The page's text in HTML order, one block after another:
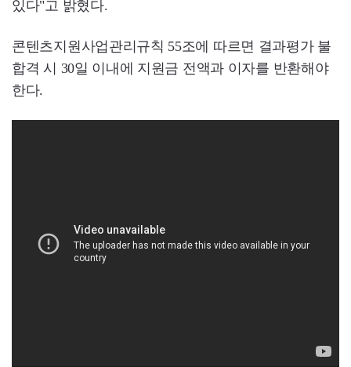
있다"고 밝혔다.
콘텐츠지원사업관리규칙 55조에 따르면 결과평가 불
합격 시 30일 이내에 지원금 전액과 이자를 반환해야
한다.